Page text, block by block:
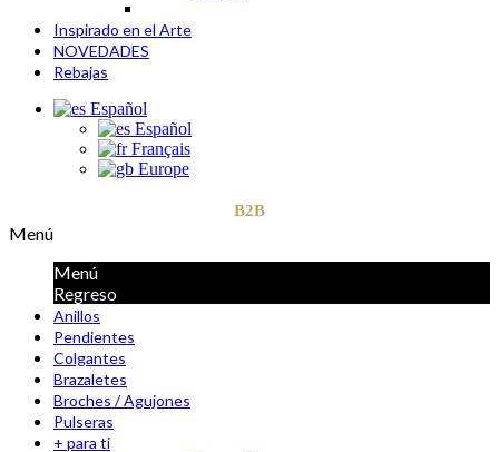
Inspirado en el Arte
NOVEDADES
Rebajas
Español
Español
Français
Europe
B2B
Menú
Menú
Regreso
Anillos
Pendientes
Colgantes
Brazaletes
Broches / Agujones
Pulseras
+ para ti